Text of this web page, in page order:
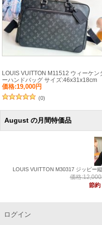
LOUIS VUITTON M11512 ウィーケン
ーハンドバッグ サイズ:46x31x18cm
価格:19,000円
(0)
August の月間特価品
LOUIS VUITTON M30317 ジッピー
価格
節約
ログイン